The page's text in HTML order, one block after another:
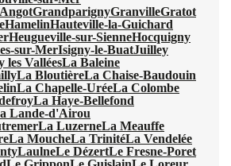
GrandparignyGranvilleGratot
HamelinHauteville-la-Guichard
Heugueville-sur-SienneHocquigny
sur-MerIsigny-le-BuatJuilley
les ValléesLa Baleine
La BloutièreLa Chaise-Baudouin
La Chapelle-UréeLa Colombe
La Haye-Bellefond
Lande-d'Airou
La LuzerneLa Meauffe
La MoucheLa TrinitéLa Vendelée
LaulneLe DézertLe Fresne-Poret